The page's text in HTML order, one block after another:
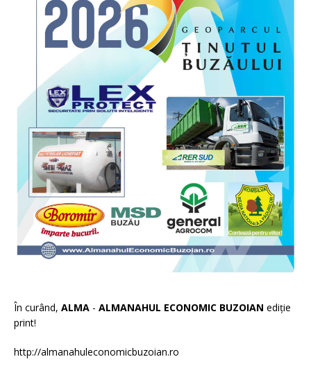
În curând, ALMA - ALMANAHUL ECONOMIC BUZOIAN ediție
print!
http://almanahuleconomicbuzoian.ro